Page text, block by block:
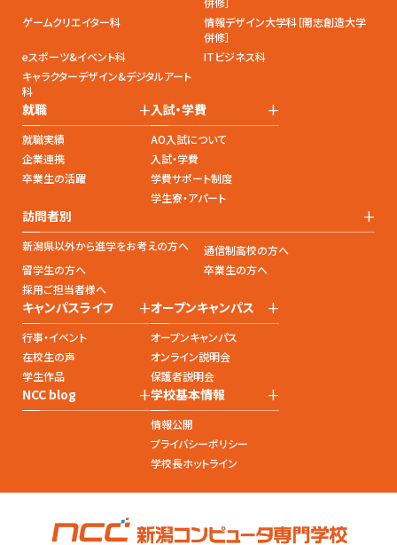
ゲームクリエイター科
情報デザイン大学科［開志創造大学
併修］
eスポーツ&イベント科
ITビジネス科
キャラクターデザイン&デジタルアート
科
就職 +
就職実績
企業連携
卒業生の活躍
入試・学費 +
AO入試について
入試・学費
学費サポート制度
学生寮・アパート
訪問者別 +
新潟県以外から進学をお考えの方へ
通信制高校の方へ
留学生の方へ
卒業生の方へ
採用ご担当者様へ
キャンパスライフ +
行事・イベント
在校生の声
学生作品
オープンキャンパス +
オープンキャンパス
オンライン説明会
保護者説明会
NCC blog +学校基本情報 +
情報公開
プライバシーポリシー
学校長ホットライン